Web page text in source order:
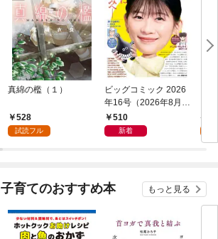
真綿の檻（１）
528
試読フル
ビッグコミック 2026
年16号（2026年8月7
日発売）
510
新着
育てのおすすめ本 もっと見る